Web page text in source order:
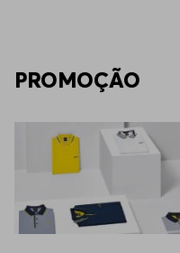
PROMOÇÃO